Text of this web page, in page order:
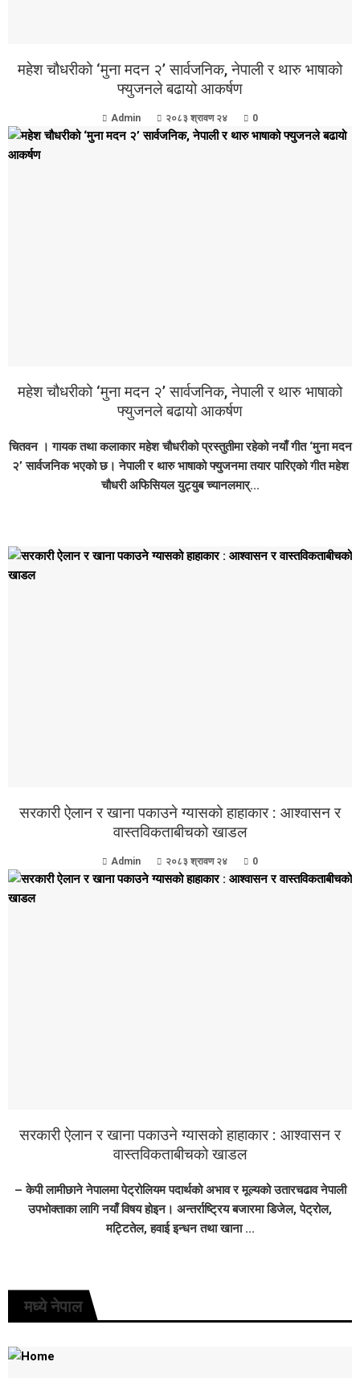
महेश चौधरीको ‘मुना मदन २’ सार्वजनिक, नेपाली र थारु भाषाको
फ्युजनले बढायो आकर्षण
Admin २०८३ श्रावण २४ 0
महेश चौधरीको ‘मुना मदन २’ सार्वजनिक, नेपाली र थारु भाषाको
फ्युजनले बढायो आकर्षण
चितवन । गायक तथा कलाकार महेश चौधरीको प्रस्तुतीमा रहेको नयाँ गीत ‘मुना मदन
२’ सार्वजनिक भएको छ। नेपाली र थारु भाषाको फ्युजनमा तयार पारिएको गीत महेश
चौधरी अफिसियल युट्युब च्यानलमार्...
सरकारी ऐलान र खाना पकाउने ग्यासको हाहाकार : आश्वासन र
वास्तविकताबीचको खाडल
Admin २०८३ श्रावण २४ 0
सरकारी ऐलान र खाना पकाउने ग्यासको हाहाकार : आश्वासन र
वास्तविकताबीचको खाडल
– केपी लामीछाने नेपालमा पेट्रोलियम पदार्थको अभाव र मूल्यको उतारचढाव नेपाली
उपभोक्ताका लागि नयाँ विषय होइन। अन्तर्राष्ट्रिय बजारमा डिजेल, पेट्रोल,
मट्टितेल, हवाई इन्धन तथा खाना ...
मध्ये नेपाल